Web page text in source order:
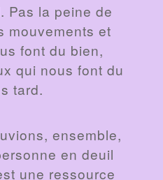
Pas la peine de
mouvements et
font du bien,
qui nous font du
tard.
ensemble,
en deuil
une ressource